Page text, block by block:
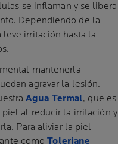
se inflaman y se libera
Dependiendo de la
irritación hasta la
mantenerla
agravar la lesión.
Agua Termal, que es
al reducir la irritación y
Para aliviar la piel
comoToleriane